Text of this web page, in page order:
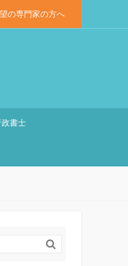
の専門家の方へ
政書士
